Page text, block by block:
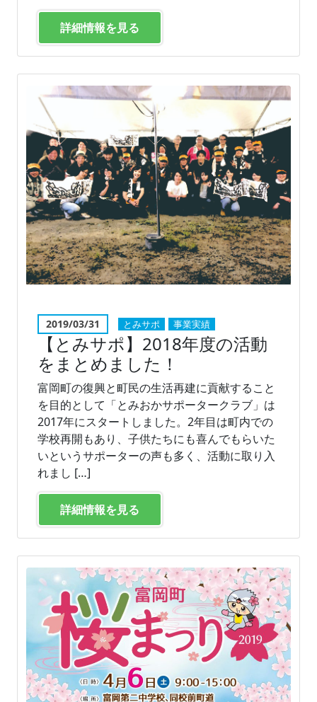
詳細情報を見る
2019/03/31 とみサポ 事業実績
【とみサポ】2018年度の活動
をまとめました！
富岡町の復興と町民の生活再建に貢献すること
を目的として「とみおかサポータークラブ」は
2017年にスタートしました。2年目は町内での
学校再開もあり、子供たちにも喜んでもらいた
いというサポーターの声も多く、活動に取り入
れまし […]
詳細情報を見る